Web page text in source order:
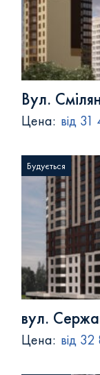
Вул.
Цена: від
Будується
вул.
Цена: від